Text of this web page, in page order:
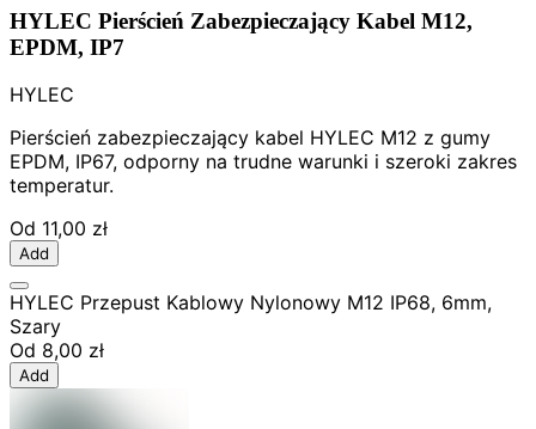
HYLEC Pierścień Zabezpieczający Kabel M12,
EPDM, IP7
HYLEC
Pierścień zabezpieczający kabel HYLEC M12 z gumy
EPDM, IP67, odporny na trudne warunki i szeroki zakres
temperatur.
Od 11,00 zł
Add
HYLEC Przepust Kablowy Nylonowy M12 IP68, 6mm,
Szary
Od 8,00 zł
Add